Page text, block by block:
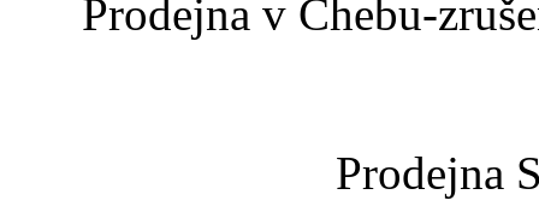
Prodejna v Chebu-
Prodejna